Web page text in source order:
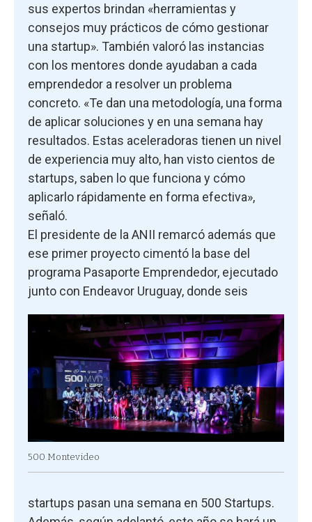
sus expertos brindan «herramientas y
consejos muy prácticos de cómo gestionar
una startup». También valoró las instancias
con los mentores donde ayudaban a cada
emprendedor a resolver un problema
concreto. «Te dan una metodología, una forma
de aplicar soluciones y en una semana hay
resultados. Estas aceleradoras tienen un nivel
de experiencia muy alto, han visto cientos de
startups, saben lo que funciona y cómo
aplicarlo rápidamente en forma efectiva»,
señaló.
El presidente de la ANII remarcó además que
ese primer proyecto cimentó la base del
programa Pasaporte Emprendedor, ejecutado
junto con Endeavor Uruguay, donde seis
500 Montevideo
startups pasan una semana en 500 Startups.